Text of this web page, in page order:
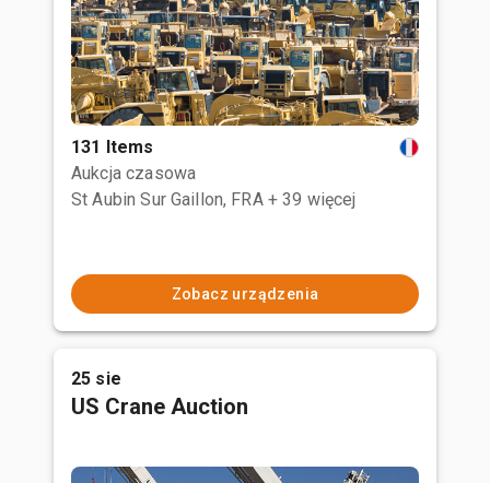
131 Items
Aukcja czasowa
St Aubin Sur Gaillon, FRA + 39 więcej
Zobacz urządzenia
25 sie
US Crane Auction